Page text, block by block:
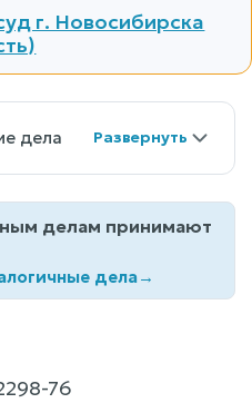
г. Новосибирска
дела
делам принимают
дела→
76